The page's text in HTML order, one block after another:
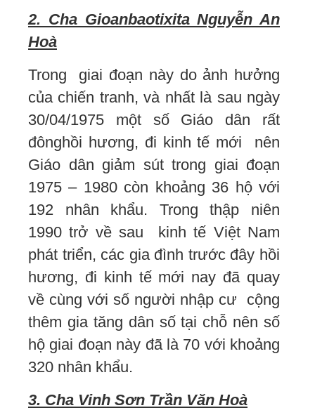
2. Cha Gioanbaotixita Nguyễn An
Hoà
Trong giai đoạn này do ảnh hưởng
của chiến tranh, và nhất là sau ngày
30/04/1975 một số Giáo dân rất
đônghồi hương, đi kinh tế mới nên
Giáo dân giảm sút trong giai đoạn
1975 – 1980 còn khoảng 36 hộ với
192 nhân khẩu. Trong thập niên
1990 trở về sau kinh tế Việt Nam
phát triển, các gia đình trước đây hồi
hương, đi kinh tế mới nay đã quay
về cùng với số người nhập cư cộng
thêm gia tăng dân số tại chỗ nên số
hộ giai đoạn này đã là 70 với khoảng
320 nhân khẩu.
3. Cha Vinh Sơn Trần Văn Hoà